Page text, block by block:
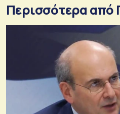
Περισσότερα από